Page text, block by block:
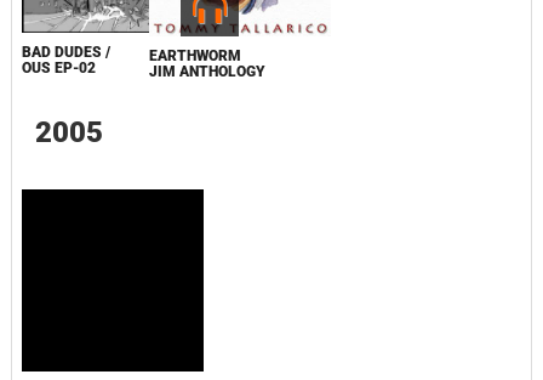
BAD DUDES /
OUS EP-02
EARTHWORM
JIM ANTHOLOGY
2005